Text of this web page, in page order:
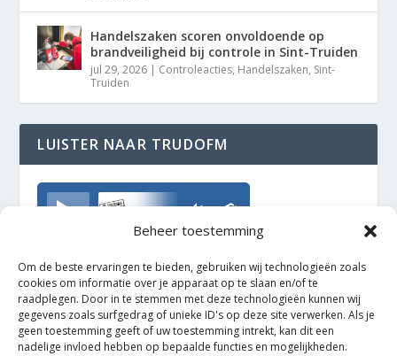
Beheer toestemming
Om de beste ervaringen te bieden, gebruiken wij technologieën zoals
cookies om informatie over je apparaat op te slaan en/of te
raadplegen. Door in te stemmen met deze technologieën kunnen wij
gegevens zoals surfgedrag of unieke ID's op deze site verwerken. Als je
geen toestemming geeft of uw toestemming intrekt, kan dit een
nadelige invloed hebben op bepaalde functies en mogelijkheden.
Handelszaken scoren onvoldoende op
brandveiligheid bij controle in Sint-Truiden
jul 29, 2026 | Controleacties, Handelszaken, Sint-
Truiden
LUISTER NAAR TRUDOFM
TrudoFM